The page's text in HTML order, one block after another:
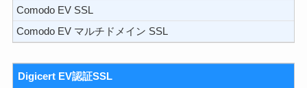
Comodo EV SSL
Comodo EV マルチドメイン SSL
Digicert EV認証SSL